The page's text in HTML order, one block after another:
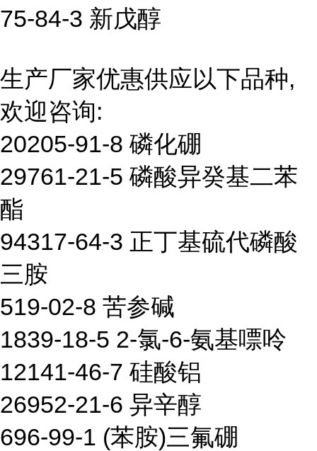
75-84-3 新戊醇
生产厂家优惠供应以下品种,
欢迎咨询:
20205-91-8 磷化硼
29761-21-5 磷酸异癸基二苯
酯
94317-64-3 正丁基硫代磷酸
三胺
519-02-8 苦参碱
1839-18-5 2-氯-6-氨基嘌呤
12141-46-7 硅酸铝
26952-21-6 异辛醇
696-99-1 (苯胺)三氟硼